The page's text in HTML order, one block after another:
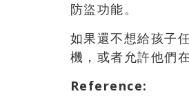
防盜功能。
如果還不想給孩子
機，或者允許他們
Reference: